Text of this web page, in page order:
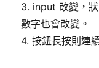
3. input 改變，
數字也會改變。
4. 按鈕長按則連